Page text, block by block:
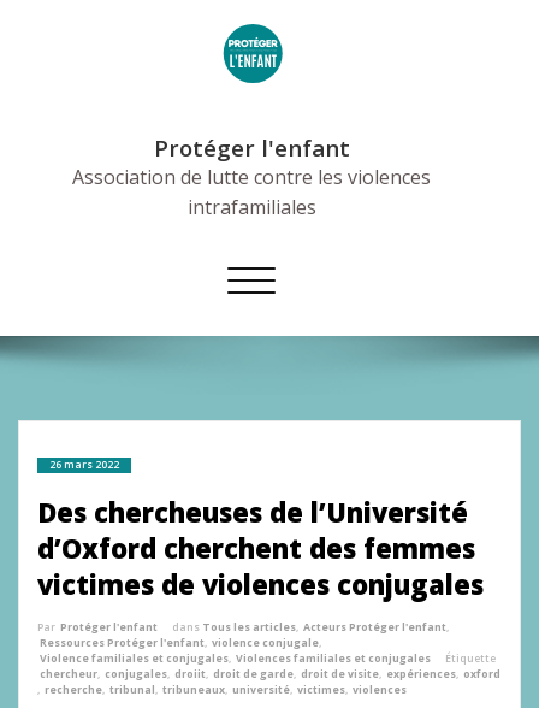
Protéger l'enfant
Association de lutte contre les violences
intrafamiliales
Afficher/masquer
la
26 mars 2022
Des chercheuses de l’Université
d’Oxford cherchent des femmes
victimes de violences conjugales
Par Protéger l'enfant dans Tous les articles, Acteurs Protéger l'enfant,
Ressources Protéger l'enfant, violence conjugale,
Violence familiales et conjugales, Violences familiales et conjugales
Étiquette
chercheur, conjugales, droiit, droit de garde, droit de visite, expériences, oxford
, recherche, tribunal, tribuneaux, université, victimes, violences